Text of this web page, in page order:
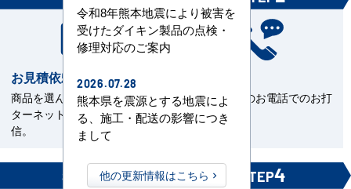
お見積依頼
商品を選んで見積依頼をイン
ターネットまたはFAXで送
信。
当社担当とのお電話でのお打
合せ。
STEP 3 STEP4
令和8年熊本地震により被害を
受けたダイキン製品の点検・
修理対応のご案内
2026.07.28
熊本県を震源とする地震によ
る、施工・配送の影響につき
まして
他の更新情報はこちら